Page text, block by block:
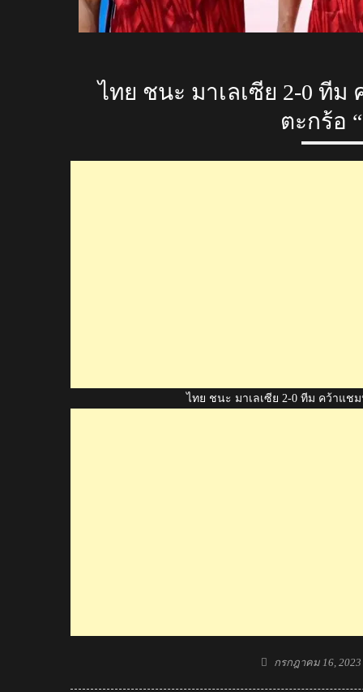
ไทย ชนะ มาเลเซีย 2-0 ที
ตะกร้อ
ไทย ชนะ มาเลเซีย 2-0 ทีม คว้าแช
Posted
กรกฎาคม 16, 2023